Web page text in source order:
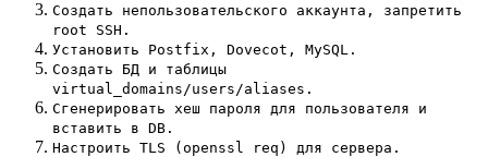
Создать непользовательского аккаунта, запретить
root SSH.
Установить Postfix, Dovecot, MySQL.
Создать БД и таблицы
virtual_domains/users/aliases.
Сгенерировать хеш пароля для пользователя и
вставить в DB.
Настроить TLS (openssl req) для сервера.